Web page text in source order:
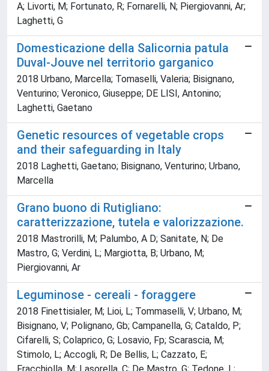
A; Livorti, M; Fortunato, R; Fornarelli, N; Piergiovanni, Ar;
Laghetti, G
Domesticazione della Salicornia patula
Duval-Jouve nel territorio garganico
2018 Urbano, Marcella; Tomaselli, Valeria; Bisignano,
Venturino; Veronico, Giuseppe; DE LISI, Antonino;
Laghetti, Gaetano
Genetic resources of vegetable crops
and their safeguarding in Italy
2018 Laghetti, Gaetano; Bisignano, Venturino; Urbano,
Marcella
Grano buono di Rutigliano:
caratterizzazione, tutela e valorizzazione.
2018 Mastrorilli, M; Palumbo, A D; Sanitate, N; De
Mastro, G; Verdini, L; Margiotta, B; Urbano, M;
Piergiovanni, Ar
Leguminose - cereali - foraggere
2018 Finettisialer, M; Lioi, L; Tommaselli, V; Urbano, M;
Bisignano, V; Polignano, Gb; Campanella, G; Cataldo, P;
Cifarelli, S; Colaprico, G; Losavio, Fp; Scarascia, M;
Stimolo, L; Accogli, R; De Bellis, L; Cazzato, E;